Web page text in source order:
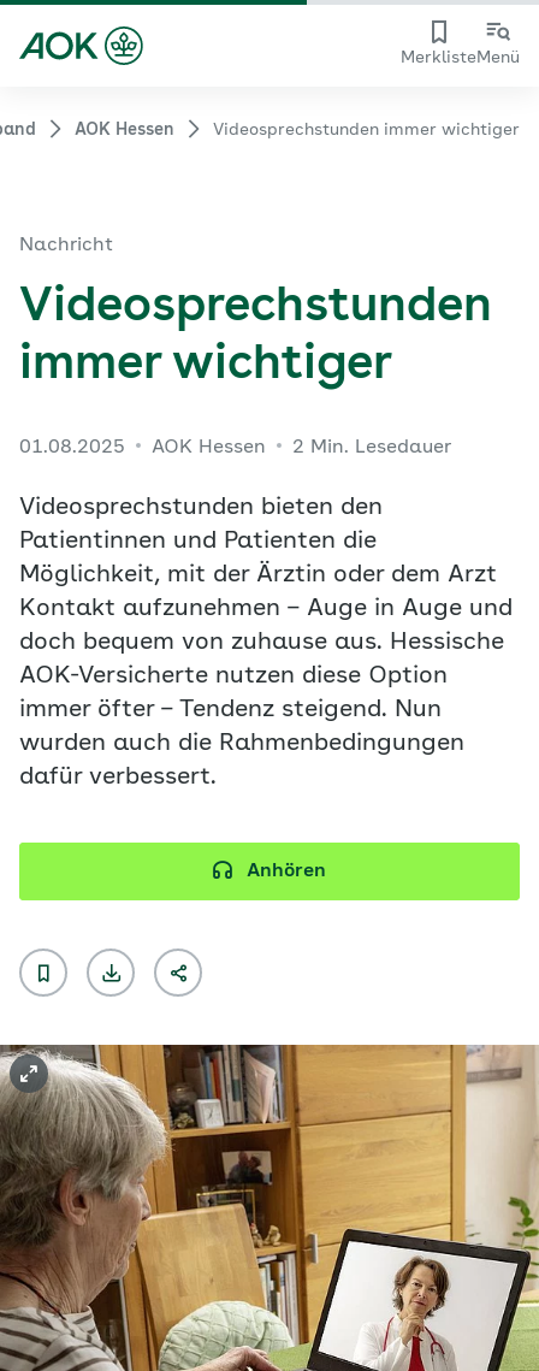
MerklisteMenü
AOK Hessen Videosprechstunden immer wichtiger
Nachricht
Videosprechstunden
immer wichtiger
01.08.2025 AOK Hessen 2 Min. Lesedauer
Videosprechstunden bieten den
Patientinnen und Patienten die
Möglichkeit, mit der Ärztin oder dem Arzt
Kontakt aufzunehmen – Auge in Auge und
doch bequem von zuhause aus. Hessische
AOK-Versicherte nutzen diese Option
immer öfter – Tendenz steigend. Nun
wurden auch die Rahmenbedingungen
dafür verbessert.
Anhören